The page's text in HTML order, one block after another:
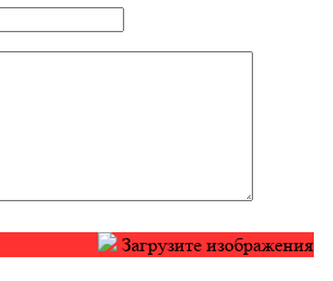
Загрузите изображения